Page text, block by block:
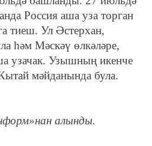
Россия аша уза торган
тиеш. Ул Әстерхан,
һәм Мәскәү өлкәләре,
узачак. Узышның икенче
мәйданында була.
алынды.